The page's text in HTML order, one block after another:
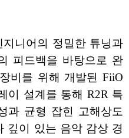
지니어의 정밀한 튜닝과
피드백을 바탕으로 완
비를 위해 개발된 FiiO
이 설계를 통해 R2R 특
과 균형 잡힌 고해상도
깊이 있는 음악 감상 경